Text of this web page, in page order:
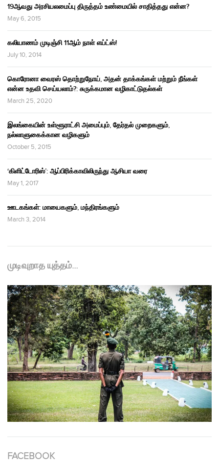
19ஆவது அரசியலமைப்பு திருத்தம் உண்மையில் சாதித்தது என்ன?
May 6, 2015
கலியாணம் முடிஞ்சி 11ஆம் நாள் எய்ட்ஸ்!
July 10, 2014
கொரோனா வைரஸ் தொற்றுநோய், அதன் தாக்கங்கள் மற்றும் நீங்கள்
என்ன உதவி செய்யலாம்?: சுருக்கமான வழிகாட்டுதல்கள்
March 25, 2020
இலங்கையின் உள்ளூராட்சி அமைப்பும், தேர்தல் முறைகளும்,
நல்லாளுகைக்கான வழிகளும்
October 5, 2015
‘கிளிட்டோரிஸ்’: ஆப்பிரிக்காவிலிருந்து ஆசியா வரை
May 1, 2017
ஊடகங்கள்: மாயைகளும், மந்திரங்களும்
March 3, 2014
முடிவுறாத யுத்தம்…
FACEBOOK